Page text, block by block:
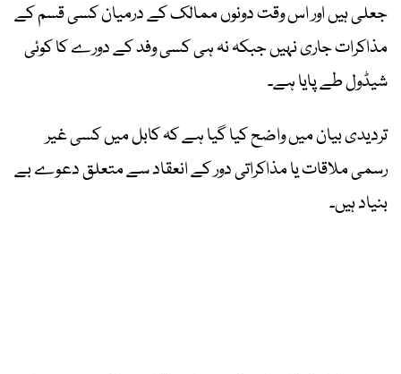
جعلی ہیں اور اس وقت دونوں ممالک کے درمیان کسی قسم کے
مذاکرات جاری نہیں جبکہ نہ ہی کسی وفد کے دورے کا کوئی
شیڈول طے پایا ہے۔
تردیدی بیان میں واضح کیا گیا ہے کہ کابل میں کسی غیر
رسمی ملاقات یا مذاکراتی دور کے انعقاد سے متعلق دعوے بے
بنیاد ہیں۔